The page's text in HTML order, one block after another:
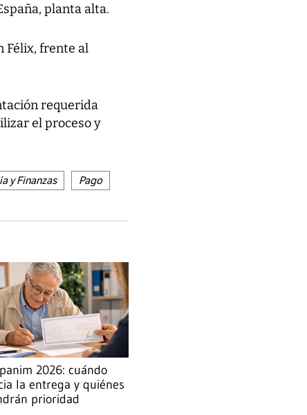
planta alta.
Félix, frente al
requerida
el proceso y
y Finanzas
Pago
2026: cuándo
la entrega y quiénes
prioridad